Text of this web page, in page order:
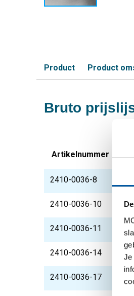
Je
Product Product
Bruto
Artikelnummer
2410-0036-8
2410-0036-10
2410-0036-11
2410-0036-14
2410-0036-17